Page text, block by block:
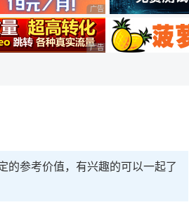
广告 商业广告，理性选择
广告 商业广告，理性选择
的参考价值，有兴趣的可以一起了